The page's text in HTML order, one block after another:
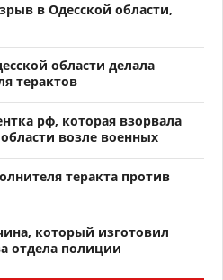
в Одесской области,
области делала
терактов
рф, которая взорвала
возле военных
теракта против
который изготовил
отдела полиции